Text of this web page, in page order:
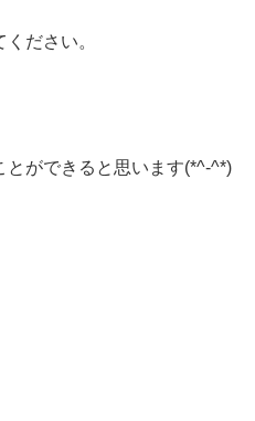
ださい。
ができると思います(*^-^*)